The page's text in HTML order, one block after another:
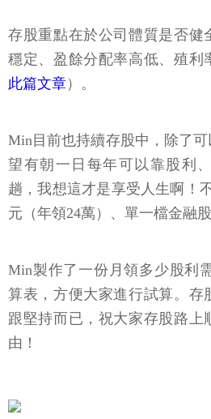
存股重點在於公司體質是否健
穩定、盈餘分配率高低、殖利
此篇文章）。
Min目前也持續存股中，除了
望有朝一日每年可以靠股利
趟，我想這才是享受人生啊！
元（年領24萬）、單一檔金融
Min製作了一份月領多少股利
算表，方便大家進行試算。存
跟堅持而已，祝大家存股路上
由！